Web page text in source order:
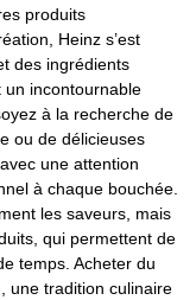
produits
Heinz s’est
des ingrédients
un incontournable
à la recherche de
ou de délicieuses
une attention
à chaque bouchée.
les saveurs, mais
qui permettent de
temps. Acheter du
une tradition culinaire